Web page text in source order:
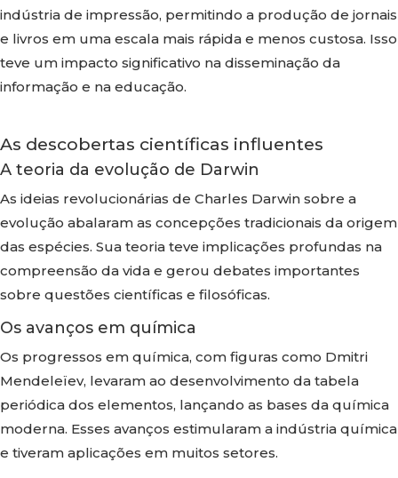
indústria de impressão, permitindo a produção de jornais
e livros em uma escala mais rápida e menos custosa. Isso
teve um impacto significativo na disseminação da
informação e na educação.
As descobertas científicas influentes
A teoria da evolução de Darwin
As ideias revolucionárias de Charles Darwin sobre a
evolução abalaram as concepções tradicionais da origem
das espécies. Sua teoria teve implicações profundas na
compreensão da vida e gerou debates importantes
sobre questões científicas e filosóficas.
Os avanços em química
Os progressos em química, com figuras como Dmitri
Mendeleïev, levaram ao desenvolvimento da tabela
periódica dos elementos, lançando as bases da química
moderna. Esses avanços estimularam a indústria química
e tiveram aplicações em muitos setores.